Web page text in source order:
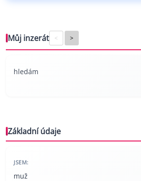
Můj inzerát < >
hledám
Základní údaje
JSEM:
muž